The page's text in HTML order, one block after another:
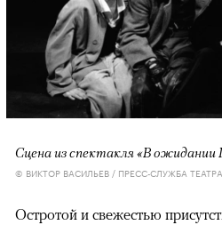
Сцена из спектакля «В ожидании
© ВИКТОР ВАСИЛЬЕВ / ПРЕСС-СЛУЖБА
Остротой и свежестью